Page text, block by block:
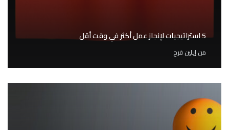
5 استراتيجيات لإنجاز عمل أكثر في وقت أقل
منإيلين فرح